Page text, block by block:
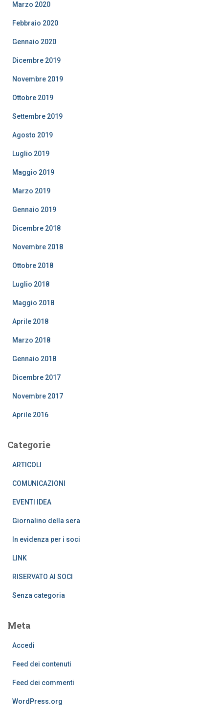
Marzo 2020
Febbraio 2020
Gennaio 2020
Dicembre 2019
Novembre 2019
Ottobre 2019
Settembre 2019
Agosto 2019
Luglio 2019
Maggio 2019
Marzo 2019
Gennaio 2019
Dicembre 2018
Novembre 2018
Ottobre 2018
Luglio 2018
Maggio 2018
Aprile 2018
Marzo 2018
Gennaio 2018
Dicembre 2017
Novembre 2017
Aprile 2016
Categorie
ARTICOLI
COMUNICAZIONI
EVENTI IDEA
Giornalino della sera
In evidenza per i soci
LINK
RISERVATO AI SOCI
Senza categoria
Meta
Accedi
Feed dei contenuti
Feed dei commenti
WordPress.org